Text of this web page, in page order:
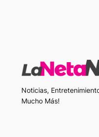
Noticias,
Mucho Más!